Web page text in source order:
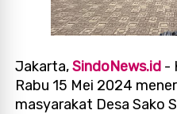
Jakarta,SindoNews.id -
Rabu 15 Mei 2024
masyarakat Desa Sako